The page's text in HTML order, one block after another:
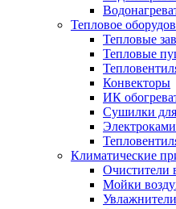
Тепловое
Тепловые
Тепловые
Конвекторы
ИК
Сушилки
Климатические
Очистители
Мойки